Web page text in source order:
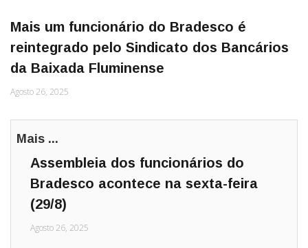
Mais um funcionário do Bradesco é
reintegrado pelo Sindicato dos Bancários
da Baixada Fluminense
Agosto 26, 2025
Mais ...
Assembleia dos funcionários do
Bradesco acontece na sexta-feira
(29/8)
Agosto 26, 2025